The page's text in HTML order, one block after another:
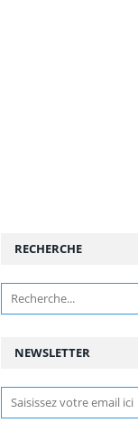
NEWSLETTER
RECHERCHE